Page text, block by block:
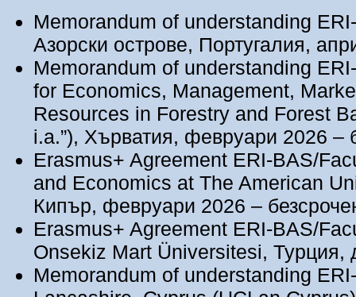
Memorandum of understanding
Азорски острове, Португалия,
Memorandum of understanding
for Economics, Management,
Resources in Forestry and Forest
i.a.”), Хърватия, февруари 2026 –
Erasmus+ Agreement ERI-BAS/
and Economics at The American
Кипър, февруари 2026 –
Erasmus+ Agreement ERI-BAS/
Onsekiz Mart Üniversitesi, Турция,
Memorandum of understanding